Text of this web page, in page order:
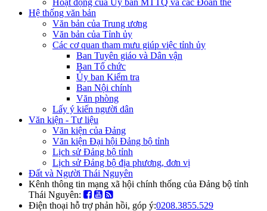
Hệ thống văn bản
Văn bản của Trung ương
Văn bản của Tỉnh ủy
Các cơ quan tham mưu giúp việc tỉnh ủy
Ban Tuyên giáo và Dân vận
Ban Tổ chức
Ủy ban Kiểm tra
Ban Nội chính
Văn phòng
Lấy ý kiến người dân
Văn kiện - Tư liệu
Văn kiện của Đảng
Văn kiện Đại hội Đảng bộ tỉnh
Lịch sử Đảng bộ tỉnh
Lịch sử Đảng bộ địa phương, đơn vị
Đất và Người Thái Nguyên
Kênh thông tin mạng xã hội chính thống của Đảng bộ tỉnh
Thái Nguyên:
Điện thoại hỗ trợ phản hồi, góp ý:0208.3855.529